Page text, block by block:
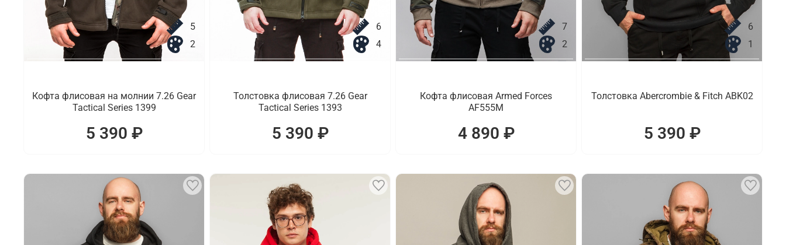
5
2
Кофта флисовая на молнии 7.26 Gear
Tactical Series 1399
5 390 ₽
6
4
Толстовка флисовая 7.26 Gear
Tactical Series 1393
5 390 ₽
7
2
Кофта флисовая Armed Forces
AF555M
4 890 ₽
6
1
Толстовка Abercrombie & Fitch ABK02
5 390 ₽